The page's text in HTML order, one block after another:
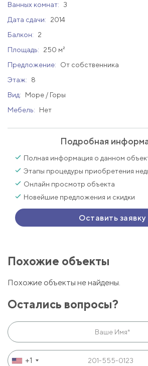
Ванных комнат:
3
Дата сдачи:
2014
Балкон:
2
Площадь:
250 м²
Предложение:
От собственника
Этаж:
8
Вид:
Море / Горы
Мебель:
Нет
Подробная
Полная информация о данном
Этапы процедуры приобретения
Онлайн просмотр объекта
Новейшие предложения и скидки
Оставить заявку
Похожие объекты
Похожие объекты не найдены.
Остались вопросы?
+1